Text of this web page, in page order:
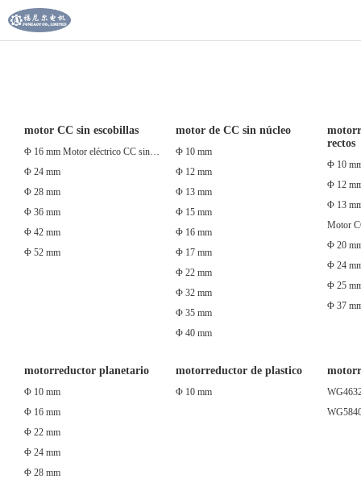
motor CC sin escobillas
Φ 16 mm Motor eléctrico CC sin escobillas inrunner con controlador
Φ 24 mm
Φ 28 mm
Φ 36 mm
Φ 42 mm
Φ 52 mm
motor de CC sin núcleo
Φ 10 mm
Φ 12 mm
Φ 13 mm
Φ 15 mm
Φ 16 mm
Φ 17 mm
Φ 22 mm
Φ 32 mm
Φ 35 mm
Φ 40 mm
rectos
Φ 10
Φ 12
Φ 13
Φ 20
Φ 24
Φ 25
Φ 37
motorreductor planetario
Φ 10 mm
Φ 16 mm
Φ 22 mm
Φ 24 mm
Φ 28 mm
motorreductor de plastico
Φ 10 mm